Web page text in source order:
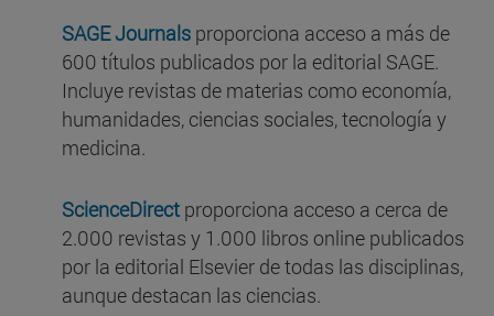
SAGE Journals proporciona acceso a más de
600 títulos publicados por la editorial SAGE.
Incluye revistas de materias como economía,
humanidades, ciencias sociales, tecnología y
medicina.
ScienceDirect proporciona acceso a cerca de
2.000 revistas y 1.000 libros online publicados
por la editorial Elsevier de todas las disciplinas,
aunque destacan las ciencias.